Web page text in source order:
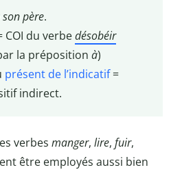
son père.
COI du verbedésobéir
la préposition à)
présent de l’indicatif=
indirect.
verbes manger, lire, fuir,
être employés aussi bien